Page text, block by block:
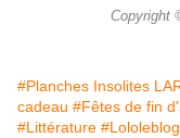
Copyright
#Planches Insolites
cadeau #Fêtes de fin
#Littérature